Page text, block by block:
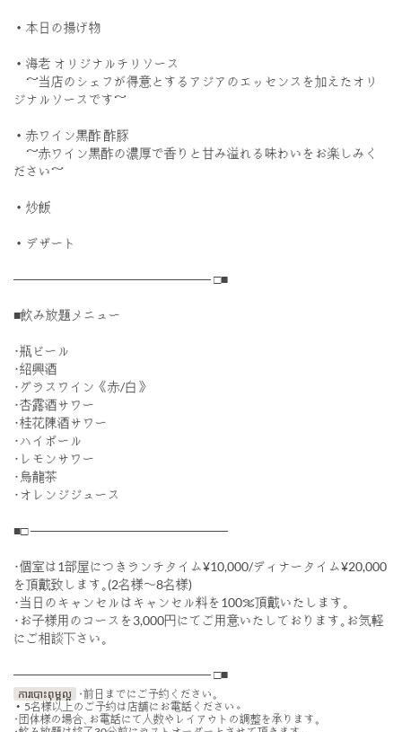
・本日の揚げ物
・海老 オリジナルチリソース
～当店のシェフが得意とするアジアのエッセンスを加えたオリ
ジナルソースです～
・赤ワイン黒酢 酢豚
～赤ワイン黒酢の濃厚で香りと甘み溢れる味わいをお楽しみく
ださい～
・炒飯
・デザート
────────────────────── □■
■飲み放題メニュー
･瓶ビール
･紹興酒
･グラスワイン《赤/白》
･杏露酒サワー
･桂花陳酒サワー
･ハイボール
･レモンサワー
･烏龍茶
･オレンジジュース
■□ ──────────────────────
･個室は1部屋につきランチタイム¥10,000/ディナータイム¥20,000
を頂戴致します｡(2名様〜8名様)
･当日のキャンセルはキャンセル料を100％頂戴いたします｡
･お子様用のコースを3,000円にてご用意いたしております｡お気軽
にご相談下さい｡
────────────────────── □■
ការបោះពុម្ពល្អ
･前日までにご予約ください｡
・5名様以上のご予約は店舗にお電話ください。
･団体様の場合､お電話にて人数やレイアウトの調整を承ります｡